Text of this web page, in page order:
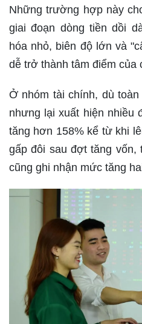
Những trường hợp này
giai đoạn dòng tiền dồi
hóa nhỏ, biên độ lớn và
dễ trở thành tâm điểm của
Ở nhóm tài chính, dù
nhưng lại xuất hiện nhiều
tăng hơn 158% kể từ khi
gấp đôi sau đợt tăng vốn,
cũng ghi nhận mức tăng